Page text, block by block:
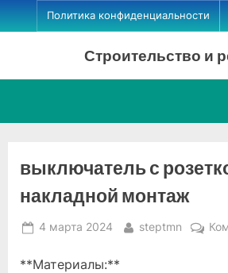
Skip
to
Политика конфиденциальности
Строительство и
выключатель с
накладной монтаж
Posted
4 марта 2024 By
steptmn
**Материалы:**